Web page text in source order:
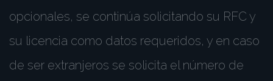
opcionales, se continúa solicitando su RFC y
su licencia como datos requeridos, y en caso
de ser extranjeros se solicita el número de